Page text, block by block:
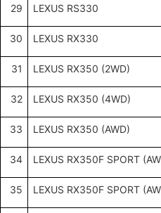
29 LEXUS RS330
30 LEXUS RX330
31 LEXUS RX350 (2WD)
32 LEXUS RX350 (4WD)
33 LEXUS RX350 (AWD)
34 LEXUS RX350F SPORT
35 LEXUS RX350F SPORT